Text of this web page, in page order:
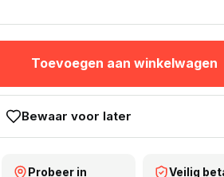
Toevoegen aan winkelwagen
Bewaar voor later
Probeer in
Veilig